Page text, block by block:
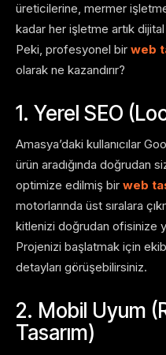
üreticilerine, mermer
kadar her işletme artık
Peki, profesyonel bir web
olarak ne kazandırır?
1. Yerel SEO
Amasya’daki kullanıcılar
ürün aradığında doğrudan
optimize edilmiş bir web
motorlarında üst sıralara
kitlenizi doğrudan ofisinize
Projenizi başlatmak için
detayları görüşebilirsiniz.
2. Mobil Uyum
Tasarım)